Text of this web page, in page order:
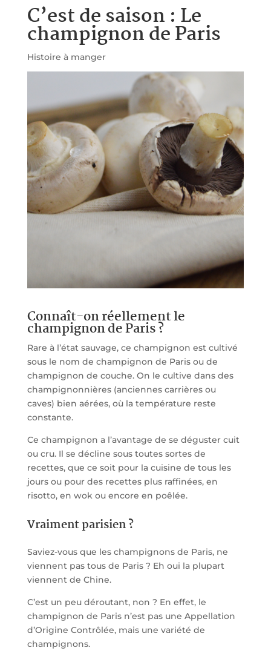
C’est de saison : Le
champignon de Paris
Histoire à manger
Connaît-on réellement le
champignon de Paris ?
Rare à l’état sauvage, ce champignon est cultivé
sous le nom de champignon de Paris ou de
champignon de couche. On le cultive dans des
champignonnières (anciennes carrières ou
caves) bien aérées, où la température reste
constante.
Ce champignon a l’avantage de se déguster cuit
ou cru. Il se décline sous toutes sortes de
recettes, que ce soit pour la cuisine de tous les
jours ou pour des recettes plus raffinées, en
risotto, en wok ou encore en poêlée.
Vraiment parisien ?
Saviez-vous que les champignons de Paris, ne
viennent pas tous de Paris ? Eh oui la plupart
viennent de Chine.
C’est un peu déroutant, non ? En effet, le
champignon de Paris n’est pas une Appellation
d’Origine Contrôlée, mais une variété de
champignons.